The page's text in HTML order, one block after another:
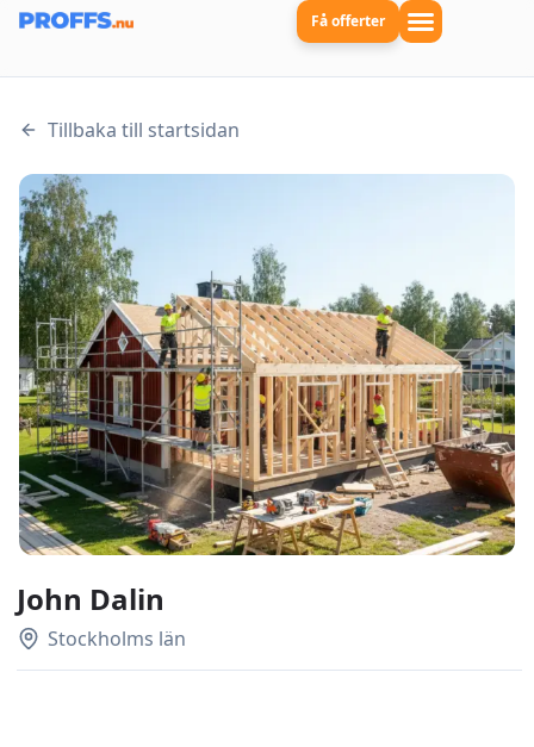
Få offerter
Tillbaka till startsidan
John Dalin
Stockholms län